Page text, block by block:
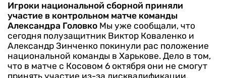
Игроки национальной сборной приняли
участие в контрольном матче команды
Александра Головко Мы уже сообщали, что
сегодня полузащитник Виктор Коваленко и
Александр Зинченко покинули рас положение
национальной команды в Харькове. Дело в том,
что в матче с Косовом 6 октября они не смогут